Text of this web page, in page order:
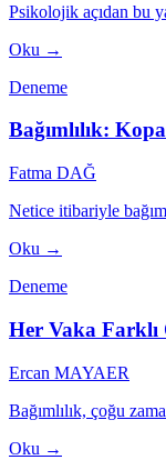
Psikolojik açıdan bu
Oku →
Deneme
Bağımlılık:
Fatma DAĞ
Netice itibariyle
Oku →
Deneme
Her Vaka Farklı
Ercan MAYAER
Bağımlılık, çoğu
Oku →